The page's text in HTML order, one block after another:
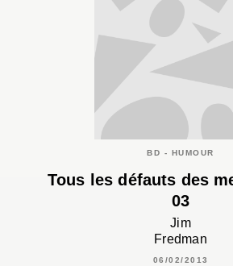
BD - HUMOUR
Tous les défauts des
03
Jim
Fredman
06/02/2013